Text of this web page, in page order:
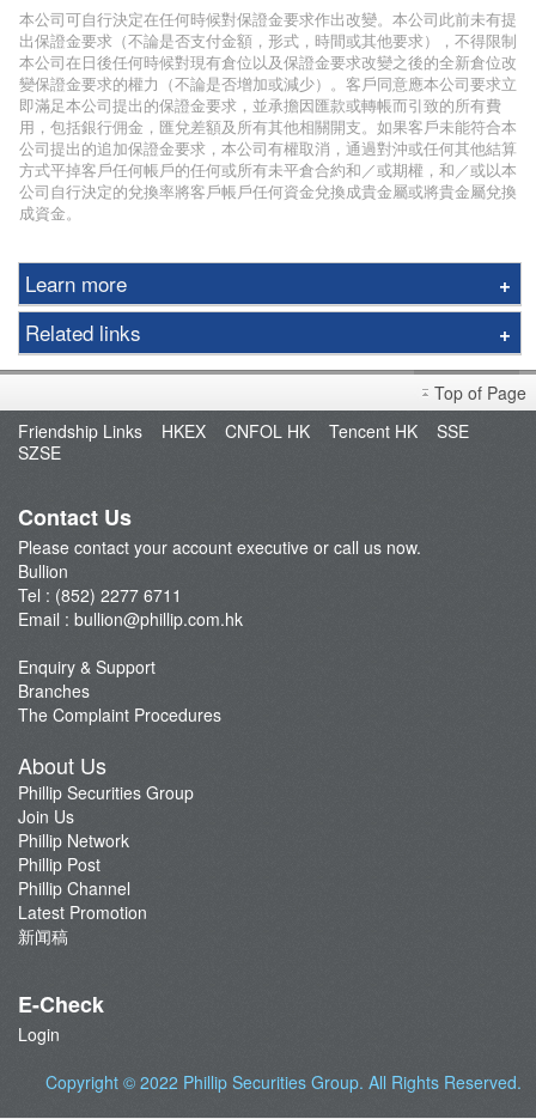
本公司可自行決定在任何時候對保證金要求作出改變。本公司此前未有提
出保證金要求（不論是否支付金額，形式，時間或其他要求），不得限制
本公司在日後任何時候對現有倉位以及保證金要求改變之後的全新倉位改
變保證金要求的權力（不論是否增加或減少）。客戶同意應本公司要求立
即滿足本公司提出的保證金要求，並承擔因匯款或轉帳而引致的所有費
用，包括銀行佣金，匯兌差額及所有其他相關開支。如果客戶未能符合本
公司提出的追加保證金要求，本公司有權取消，通過對沖或任何其他結算
方式平掉客戶任何帳戶的任何或所有未平倉合約和／或期權，和／或以本
公司自行決定的兌換率將客戶帳戶任何資金兌換成貴金屬或將貴金屬兌換
成資金。
Learn more
Local Securities
China Connect
Stock Borrowing & Lending
IPO
Foreign Stocks
Unit Trust
Local Futures
Foreign Futures
Forex
Bullion
Realtime Quotes
Important Notes
Promotion
Insurance Services
Bond
Other Services
Phillip Premier
Related links
Fund Management
POEMS
BATS
Top of Page
Friendship Links
HKEX CNFOL HK Tencent HK
SSE
SZSE
Contact Us
Please contact your account executive or call us now.
Bullion
Tel : (852) 2277 6711
Email : bullion@phillip.com.hk
Enquiry & Support
Branches
The Complaint Procedures
About Us
Phillip Securities Group
Join Us
Phillip Network
Phillip Post
Phillip Channel
Latest Promotion
新闻稿
E-Check
Login
Copyright © 2022 Phillip Securities Group. All Rights Reserved.